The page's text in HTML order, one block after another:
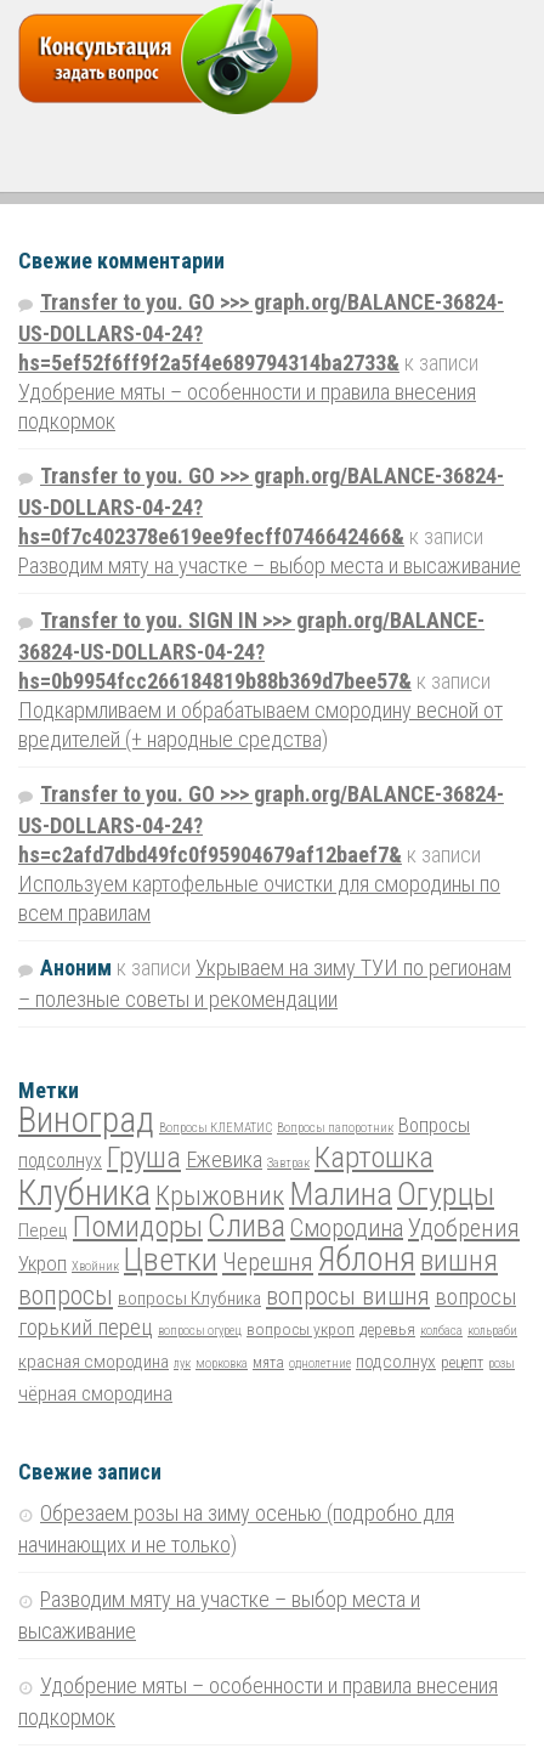
Свежие комментарии
Transfer to you. GO >>> graph.org/BALANCE-36824-
US-DOLLARS-04-24?
hs=5ef52f6ff9f2a5f4e689794314ba2733& к записи
Удобрение мяты – особенности и правила внесения
подкормок
Transfer to you. GO >>> graph.org/BALANCE-36824-
US-DOLLARS-04-24?
hs=0f7c402378e619ee9fecff0746642466& к записи
Разводим мяту на участке – выбор места и высаживание
Transfer to you. SIGN IN >>> graph.org/BALANCE-
36824-US-DOLLARS-04-24?
hs=0b9954fcc266184819b88b369d7bee57& к записи
Подкармливаем и обрабатываем смородину весной от
вредителей (+ народные средства)
Transfer to you. GO >>> graph.org/BALANCE-36824-
US-DOLLARS-04-24?
hs=c2afd7dbd49fc0f95904679af12baef7& к записи
Используем картофельные очистки для смородины по
всем правилам
Аноним к записи Укрываем на зиму ТУИ по регионам
– полезные советы и рекомендации
Метки
Виноград Вопросы КЛЕМАТИС Вопросы папоротник Вопросы
подсолнух Груша Ежевика Завтрак Картошка
Клубника Крыжовник Малина Огурцы
Перец Помидоры Слива Смородина Удобрения
Укроп Хвойник Цветки Черешня Яблоня вишня
вопросы вопросы Клубника вопросы вишня вопросы
горький перец вопросы огурец вопросы укроп деревья колбаса кольраби
красная смородина лук морковка мята однолетние подсолнух рецепт розы
чёрная смородина
Свежие записи
Обрезаем розы на зиму осенью (подробно для
начинающих и не только)
Разводим мяту на участке – выбор места и
высаживание
Удобрение мяты – особенности и правила внесения
подкормок